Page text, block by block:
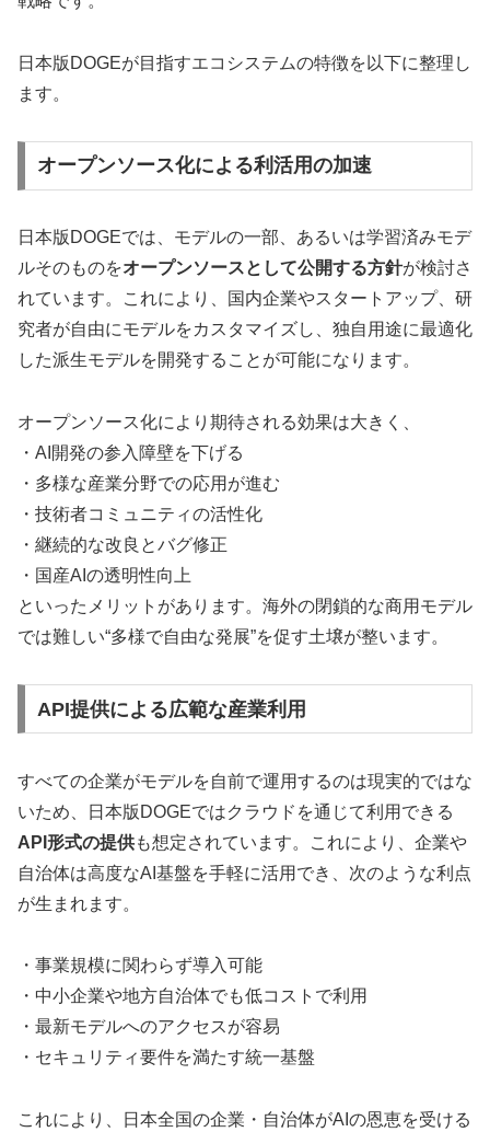
日本版DOGEが目指すエコシステムの特徴を以下に整理し
ます。
オープンソース化による利活用の加速
日本版DOGEでは、モデルの一部、あるいは学習済みモデ
ルそのものをオープンソースとして公開する方針が検討さ
れています。これにより、国内企業やスタートアップ、研
究者が自由にモデルをカスタマイズし、独自用途に最適化
した派生モデルを開発することが可能になります。
オープンソース化により期待される効果は大きく、
・AI開発の参入障壁を下げる
・多様な産業分野での応用が進む
・技術者コミュニティの活性化
・継続的な改良とバグ修正
・国産AIの透明性向上
といったメリットがあります。海外の閉鎖的な商用モデル
では難しい“多様で自由な発展”を促す土壌が整います。
API提供による広範な産業利用
すべての企業がモデルを自前で運用するのは現実的ではな
いため、日本版DOGEではクラウドを通じて利用できる
API形式の提供も想定されています。これにより、企業や
自治体は高度なAI基盤を手軽に活用でき、次のような利点
が生まれます。
・事業規模に関わらず導入可能
・中小企業や地方自治体でも低コストで利用
・最新モデルへのアクセスが容易
・セキュリティ要件を満たす統一基盤
これにより、日本全国の企業・自治体がAIの恩恵を受ける